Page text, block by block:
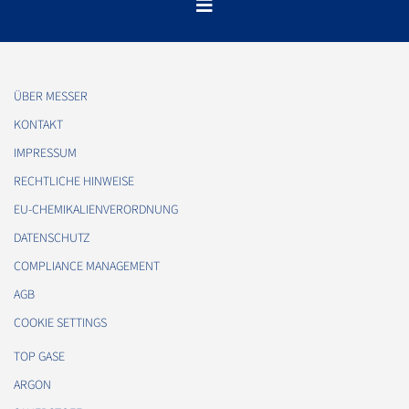
ÜBER MESSER
KONTAKT
IMPRESSUM
RECHTLICHE HINWEISE
EU-CHEMIKALIENVERORDNUNG
DATENSCHUTZ
COMPLIANCE MANAGEMENT
AGB
COOKIE SETTINGS
TOP GASE
ARGON